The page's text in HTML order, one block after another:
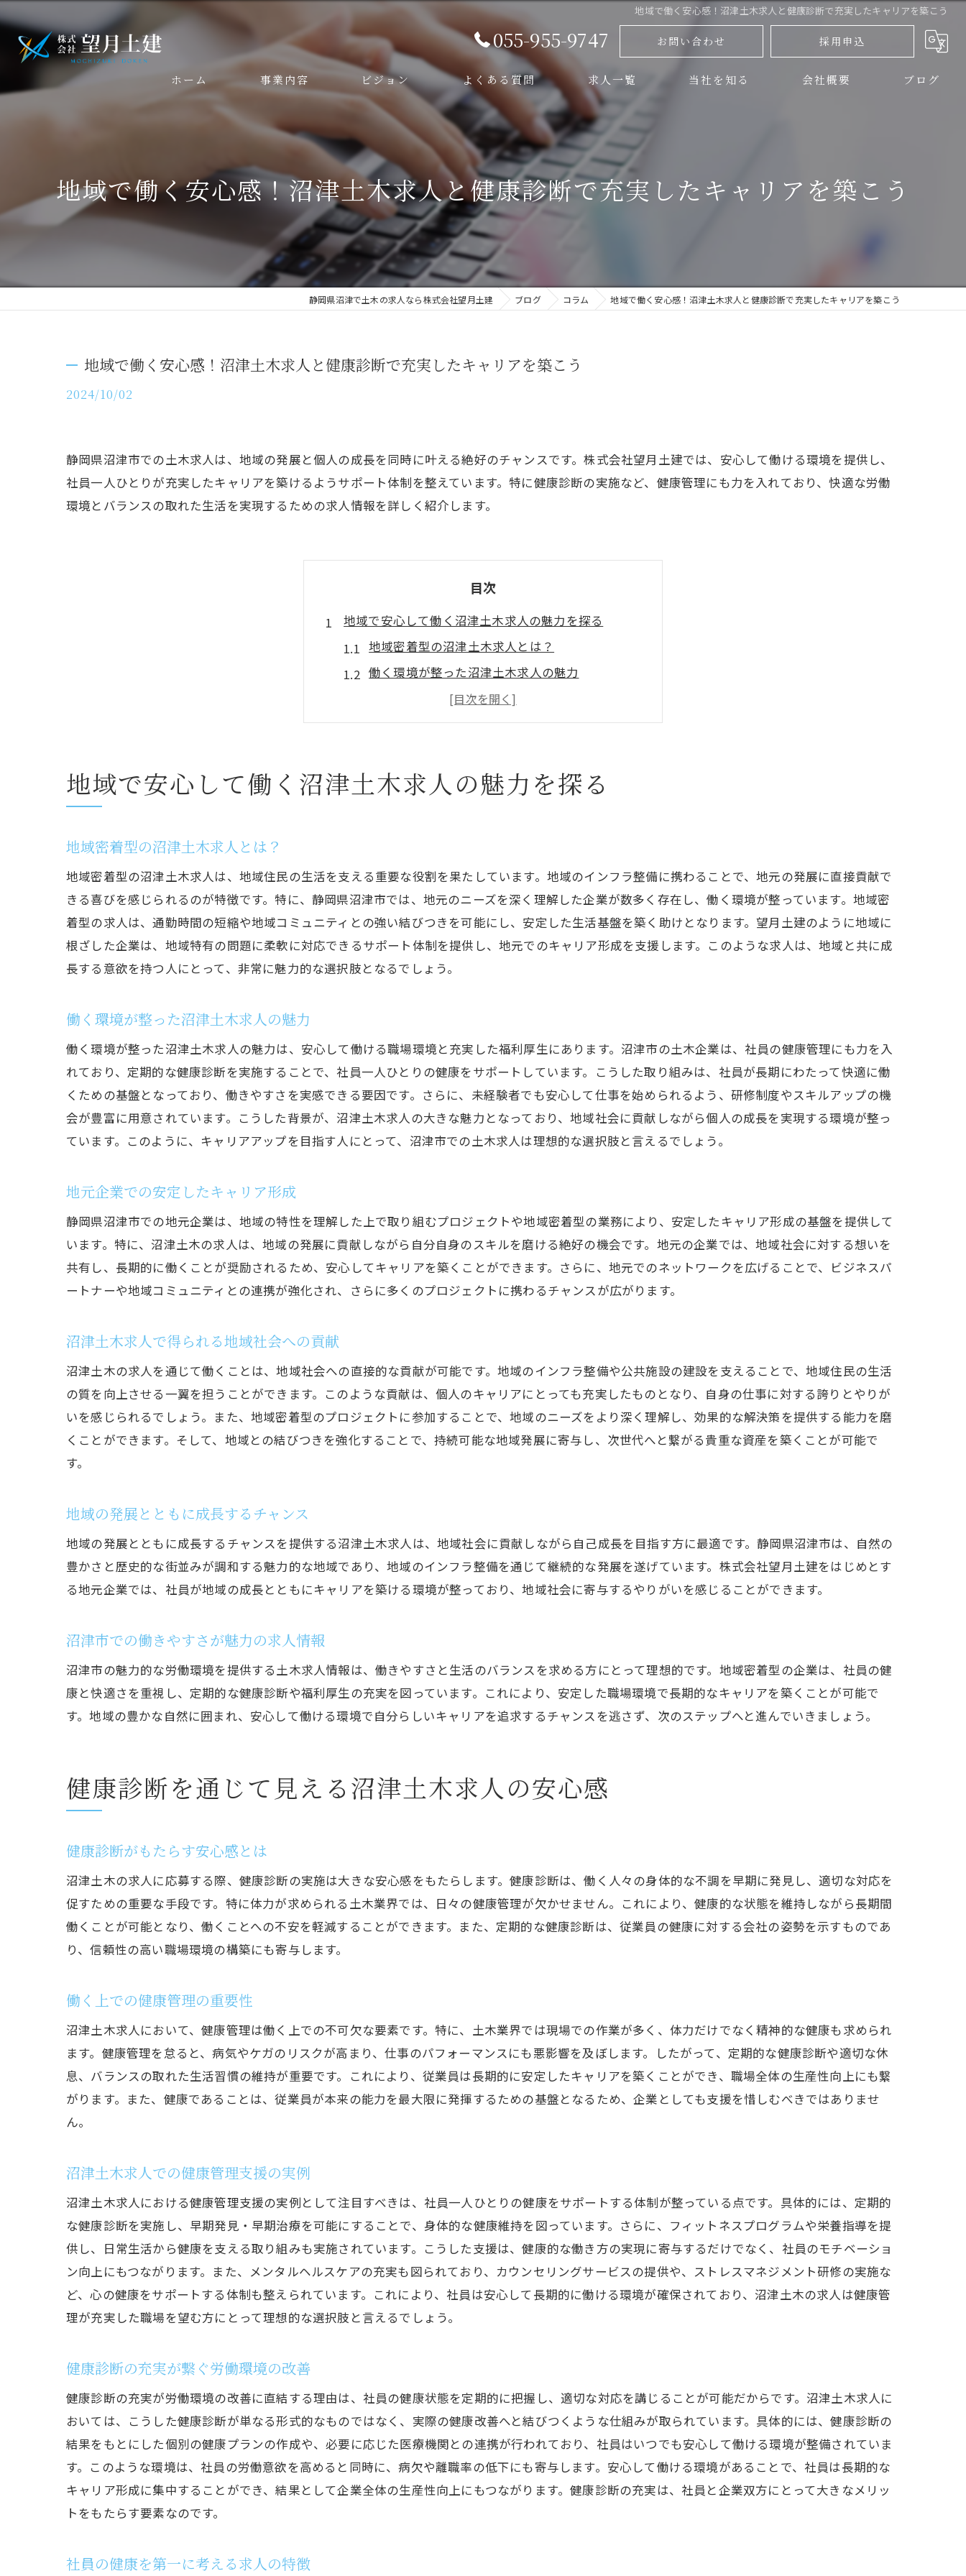
地域で働く安心感！沼津土木求人と健康診断で充実したキャリアを築こう
055-955-9747 お問い合わせ 採用申込
ホーム 事業内容 ビジョン よくある質問 求人一覧 当社を知る
正社員
会社概要 ブログ
地域で働く安心感！沼津土木求人と健康診断で充実したキャリアを築こう
静岡県沼津で土木の求人なら株式会社望月土建 ブログ コラム 地域で働く安心感！沼津土木求人と健康診断で充実したキャリアを築こう
地域で働く安心感！沼津土木求人と健康診断で充実したキャリアを築こう
2024/10/02
静岡県沼津市での土木求人は、地域の発展と個人の成長を同時に叶える絶好のチャンスです。株式会社望月土建では、安心して働ける環境を提供し、
社員一人ひとりが充実したキャリアを築けるようサポート体制を整えています。特に健康診断の実施など、健康管理にも力を入れており、快適な労働
環境とバランスの取れた生活を実現するための求人情報を詳しく紹介します。
目次
地域で安心して働く沼津土木求人の魅力を探る
地域密着型の沼津土木求人とは？
働く環境が整った沼津土木求人の魅力
地元企業での安定したキャリア形成
沼津土木求人で得られる地域社会への貢献
沼津市での働きやすさが魅力の求人情報
健康診断を通じて見える沼津土木求人の安心感
沼津土木求人での健康管理支援の実例
健康診断の充実が繋ぐ労働環境の改善
社員の健康を第一に考える求人の特徴
健康診断実施を通じた企業の信頼性
地域貢献と個人成長の両立
沼津土木求人が提供する成長の機会
地域社会を支える土木求人の重要性
自分の成長を実感できる職場
働きやすさを実感できる職場づくり
健康診断がもたらす働きやすさ
社員の健康を重視した求人情報
働く環境が整った土木求人とは
キャリア形成と健康管理のバランス
健康を維持しながらキャリアを築く方法
沼津土木求人がもたらす充実した生活
健康維持をサポートする職場の魅力
地域のインフラを支える仕事の魅力
沼津土木求人で経験できるやりがい
地域住民に貢献する土木求人のやりがい
健康診断が充実する沼津土木求人の職場環境
社員の健康を守る充実のサポート体制
沼津土木求人で叶えるバランスの取れた生活と成長
仕事と生活のバランスを保つためには
仕事での成長と生活の充実を両立する方法
地域で安心して働く沼津土木求人の魅力を探る
地域密着型の沼津土木求人とは？
地域密着型の沼津土木求人は、地域住民の生活を支える重要な役割を果たしています。地域のインフラ整備に携わることで、地元の発展に直接貢献で
きる喜びを感じられるのが特徴です。特に、静岡県沼津市では、地元のニーズを深く理解した企業が数多く存在し、働く環境が整っています。地域密
着型の求人は、通勤時間の短縮や地域コミュニティとの強い結びつきを可能にし、安定した生活基盤を築く助けとなります。望月土建のように地域に
根ざした企業は、地域特有の問題に柔軟に対応できるサポート体制を提供し、地元でのキャリア形成を支援します。このような求人は、地域と共に成
長する意欲を持つ人にとって、非常に魅力的な選択肢となるでしょう。
働く環境が整った沼津土木求人の魅力
働く環境が整った沼津土木求人の魅力は、安心して働ける職場環境と充実した福利厚生にあります。沼津市の土木企業は、社員の健康管理にも力を入
れており、定期的な健康診断を実施することで、社員一人ひとりの健康をサポートしています。こうした取り組みは、社員が長期にわたって快適に働
くための基盤となっており、働きやすさを実感できる要因です。さらに、未経験者でも安心して仕事を始められるよう、研修制度やスキルアップの機
会が豊富に用意されています。こうした背景が、沼津土木求人の大きな魅力となっており、地域社会に貢献しながら個人の成長を実現する環境が整っ
ています。このように、キャリアアップを目指す人にとって、沼津市での土木求人は理想的な選択肢と言えるでしょう。
地元企業での安定したキャリア形成
静岡県沼津市での地元企業は、地域の特性を理解した上で取り組むプロジェクトや地域密着型の業務により、安定したキャリア形成の基盤を提供して
います。特に、沼津土木の求人は、地域の発展に貢献しながら自分自身のスキルを磨ける絶好の機会です。地元の企業では、地域社会に対する想いを
共有し、長期的に働くことが奨励されるため、安心してキャリアを築くことができます。さらに、地元でのネットワークを広げることで、ビジネスパ
ートナーや地域コミュニティとの連携が強化され、さらに多くのプロジェクトに携わるチャンスが広がります。
沼津土木求人で得られる地域社会への貢献
沼津土木の求人を通じて働くことは、地域社会への直接的な貢献が可能です。地域のインフラ整備や公共施設の建設を支えることで、地域住民の生活
の質を向上させる一翼を担うことができます。このような貢献は、個人のキャリアにとっても充実したものとなり、自身の仕事に対する誇りとやりが
いを感じられるでしょう。また、地域密着型のプロジェクトに参加することで、地域のニーズをより深く理解し、効果的な解決策を提供する能力を磨
くことができます。そして、地域との結びつきを強化することで、持続可能な地域発展に寄与し、次世代へと繋がる貴重な資産を築くことが可能で
す。
地域の発展とともに成長するチャンス
地域の発展とともに成長するチャンスを提供する沼津土木求人は、地域社会に貢献しながら自己成長を目指す方に最適です。静岡県沼津市は、自然の
豊かさと歴史的な街並みが調和する魅力的な地域であり、地域のインフラ整備を通じて継続的な発展を遂げています。株式会社望月土建をはじめとす
る地元企業では、社員が地域の成長とともにキャリアを築ける環境が整っており、地域社会に寄与するやりがいを感じることができます。
沼津市での働きやすさが魅力の求人情報
沼津市の魅力的な労働環境を提供する土木求人情報は、働きやすさと生活のバランスを求める方にとって理想的です。地域密着型の企業は、社員の健
康と快適さを重視し、定期的な健康診断や福利厚生の充実を図っています。これにより、安定した職場環境で長期的なキャリアを築くことが可能で
す。地域の豊かな自然に囲まれ、安心して働ける環境で自分らしいキャリアを追求するチャンスを逃さず、次のステップへと進んでいきましょう。
健康診断を通じて見える沼津土木求人の安心感
健康診断がもたらす安心感とは
沼津土木の求人に応募する際、健康診断の実施は大きな安心感をもたらします。健康診断は、働く人々の身体的な不調を早期に発見し、適切な対応を
促すための重要な手段です。特に体力が求められる土木業界では、日々の健康管理が欠かせません。これにより、健康的な状態を維持しながら長期間
働くことが可能となり、働くことへの不安を軽減することができます。また、定期的な健康診断は、従業員の健康に対する会社の姿勢を示すものであ
り、信頼性の高い職場環境の構築にも寄与します。
働く上での健康管理の重要性
沼津土木求人において、健康管理は働く上での不可欠な要素です。特に、土木業界では現場での作業が多く、体力だけでなく精神的な健康も求められ
ます。健康管理を怠ると、病気やケガのリスクが高まり、仕事のパフォーマンスにも悪影響を及ぼします。したがって、定期的な健康診断や適切な休
息、バランスの取れた生活習慣の維持が重要です。これにより、従業員は長期的に安定したキャリアを築くことができ、職場全体の生産性向上にも繋
がります。また、健康であることは、従業員が本来の能力を最大限に発揮するための基盤となるため、企業としても支援を惜しむべきではありませ
ん。
沼津土木求人での健康管理支援の実例
沼津土木求人における健康管理支援の実例として注目すべきは、社員一人ひとりの健康をサポートする体制が整っている点です。具体的には、定期的
な健康診断を実施し、早期発見・早期治療を可能にすることで、身体的な健康維持を図っています。さらに、フィットネスプログラムや栄養指導を提
供し、日常生活から健康を支える取り組みも実施されています。こうした支援は、健康的な働き方の実現に寄与するだけでなく、社員のモチベーショ
ン向上にもつながります。また、メンタルヘルスケアの充実も図られており、カウンセリングサービスの提供や、ストレスマネジメント研修の実施な
ど、心の健康をサポートする体制も整えられています。これにより、社員は安心して長期的に働ける環境が確保されており、沼津土木の求人は健康管
理が充実した職場を望む方にとって理想的な選択肢と言えるでしょう。
健康診断の充実が繋ぐ労働環境の改善
健康診断の充実が労働環境の改善に直結する理由は、社員の健康状態を定期的に把握し、適切な対応を講じることが可能だからです。沼津土木求人に
おいては、こうした健康診断が単なる形式的なものではなく、実際の健康改善へと結びつくような仕組みが取られています。具体的には、健康診断の
結果をもとにした個別の健康プランの作成や、必要に応じた医療機関との連携が行われており、社員はいつでも安心して働ける環境が整備されていま
す。このような環境は、社員の労働意欲を高めると同時に、病欠や離職率の低下にも寄与します。安心して働ける環境があることで、社員は長期的な
キャリア形成に集中することができ、結果として企業全体の生産性向上にもつながります。健康診断の充実は、社員と企業双方にとって大きなメリッ
トをもたらす要素なのです。
社員の健康を第一に考える求人の特徴